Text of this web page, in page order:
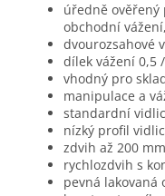
úředně ověřený
obchodní vážení,
dvourozsahové
dílek vážení 0,5
vhodný pro
manipulace a
standardní
nízký profil
zdvih až 200
rychlozdvih s
pevná lakovaná